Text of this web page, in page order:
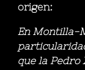
origen:
En Montilla-
que la Pedro